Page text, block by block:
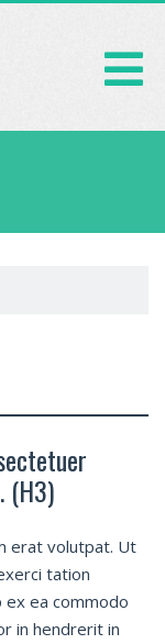
(H3)
erat volutpat. Ut
tation
ex ea commodo
in hendrerit in